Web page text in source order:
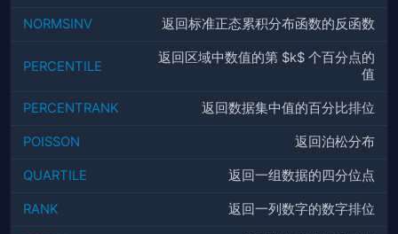
NORMSINV 返回标准正态累积分布函数的反函数
PERCENTILE
返回区域中数值的第 $k$ 个百分点的
值
PERCENTRANK 返回数据集中值的百分比排位
POISSON 返回泊松分布
QUARTILE 返回一组数据的四分位点
RANK 返回一列数字的数字排位